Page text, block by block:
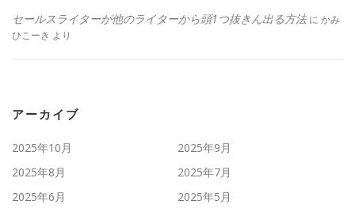
セールスライターが他のライターから頭1つ抜きん出る方法に かみ
ひこーき より
アーカイブ
2025年10月
2025年9月
2025年8月
2025年7月
2025年6月
2025年5月